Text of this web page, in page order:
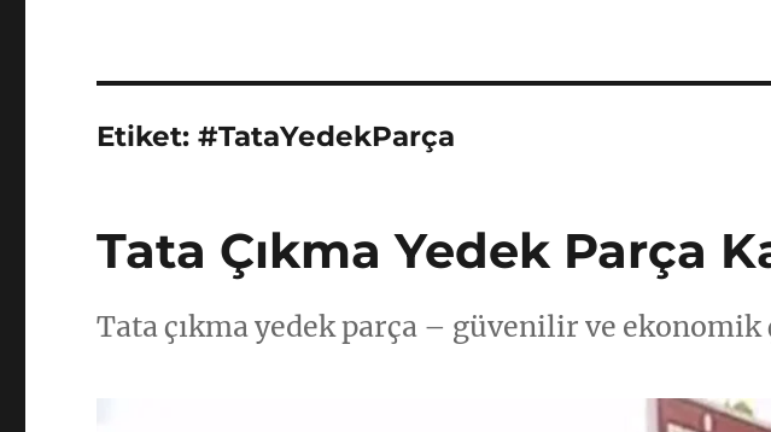
Etiket:#TataYedekParça
Tata Çıkma Yedek Parça
Tata çıkma yedek parça – güvenilir ve